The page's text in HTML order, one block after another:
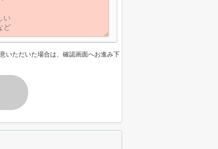
いただいた場合は、確認画面へお進み下